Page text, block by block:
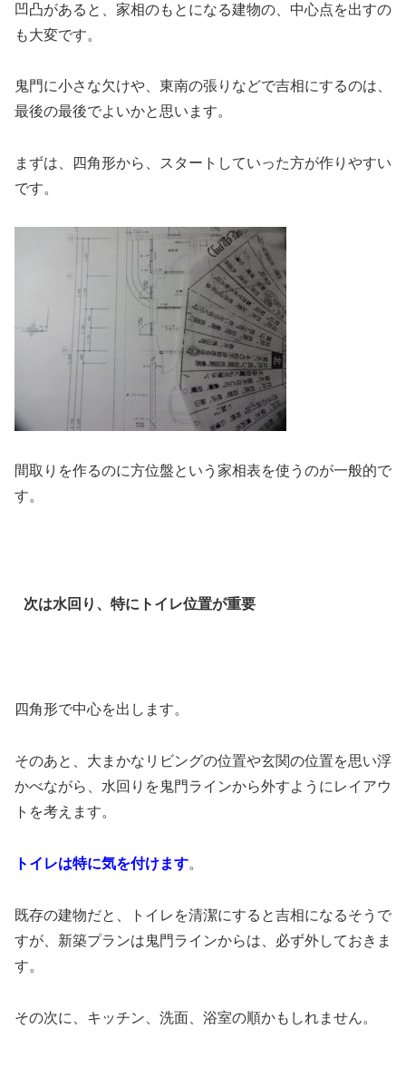
凹凸があると、家相のもとになる建物の、中心点を出すの
も大変です。
鬼門に小さな欠けや、東南の張りなどで吉相にするのは、
最後の最後でよいかと思います。
まずは、四角形から、スタートしていった方が作りやすい
です。
間取りを作るのに方位盤という家相表を使うのが一般的で
す。
次は水回り、特にトイレ位置が重要
四角形で中心を出します。
そのあと、大まかなリビングの位置や玄関の位置を思い浮
かべながら、水回りを鬼門ラインから外すようにレイアウ
トを考えます。
トイレは特に気を付けます。
既存の建物だと、トイレを清潔にすると吉相になるそうで
すが、新築プランは鬼門ラインからは、必ず外しておきま
す。
その次に、キッチン、洗面、浴室の順かもしれません。